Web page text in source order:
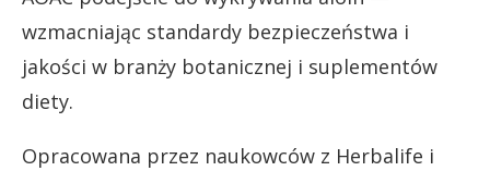
wzmacniając standardy bezpieczeństwa i
jakości w branży botanicznej i suplementów
diety.
Opracowana przez naukowców z Herbalife i